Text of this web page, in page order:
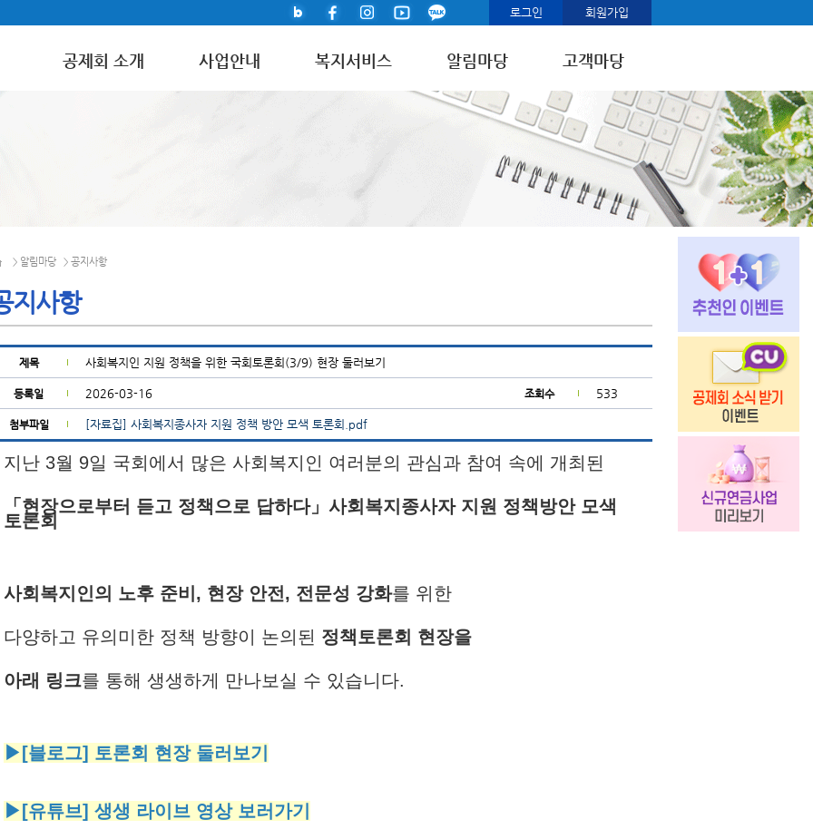
로그인 회원가입
공제회 소개 사업안내 복지서비스 알림마당 고객마당
> 알림마당 > 공지사항
지사항
제목 사회복지인 지원 정책을 위한 국회토론회(3/9) 현장 둘러보기
등록일 2026-03-16 조회수 533
첨부파일 [자료집] 사회복지종사자 지원 정책 방안 모색 토론회.pdf
지난 3월 9일 국회에서 많은 사회복지인 여러분의 관심과 참여 속에 개최된
「현장으로부터 듣고 정책으로 답하다」사회복지종사자 지원 정책방안 모색
토론회
사회복지인의 노후 준비, 현장 안전, 전문성 강화를 위한
다양하고 유의미한 정책 방향이 논의된 정책토론회 현장을
아래 링크를 통해 생생하게 만나보실 수 있습니다.
▶[블로그] 토론회 현장 둘러보기
▶[유튜브] 생생 라이브 영상 보러가기